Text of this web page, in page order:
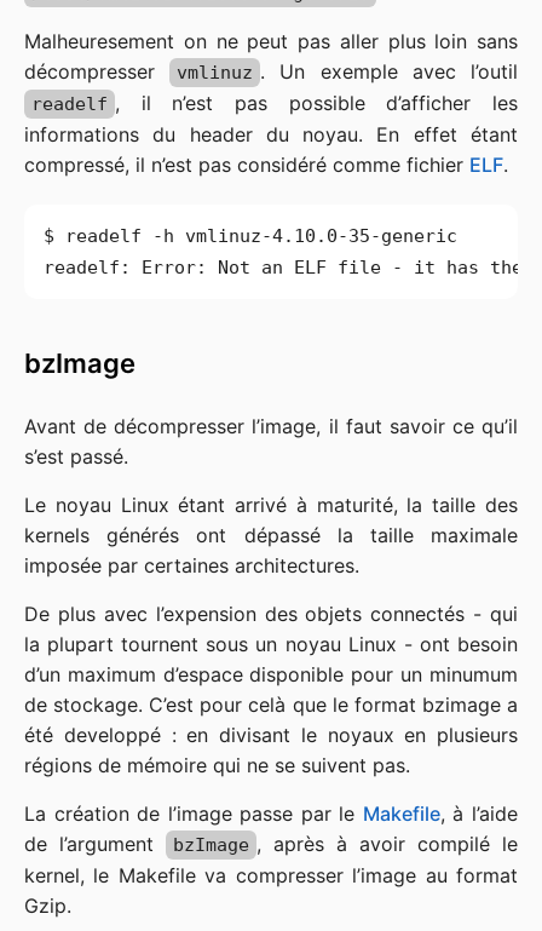
Malheuresement on ne peut pas aller plus loin sans
décompresser
vmlinuz . Un exemple avec l’outil
readelf , il n’est pas possible d’afficher les
informations du header du noyau. En effet étant
compressé, il n’est pas considéré comme fichier ELF.
bzImage
Avant de décompresser l’image, il faut savoir ce qu’il
s’est passé.
Le noyau Linux étant arrivé à maturité, la taille des
kernels générés ont dépassé la taille maximale
imposée par certaines architectures.
De plus avec l’expension des objets connectés - qui
la plupart tournent sous un noyau Linux - ont besoin
d’un maximum d’espace disponible pour un minumum
de stockage. C’est pour celà que le format bzimage a
été developpé : en divisant le noyaux en plusieurs
régions de mémoire qui ne se suivent pas.
La création de l’image passe par le Makefile, à l’aide
de l’argument
bzImage , après à avoir compilé le
kernel, le Makefile va compresser l’image au format
Gzip.